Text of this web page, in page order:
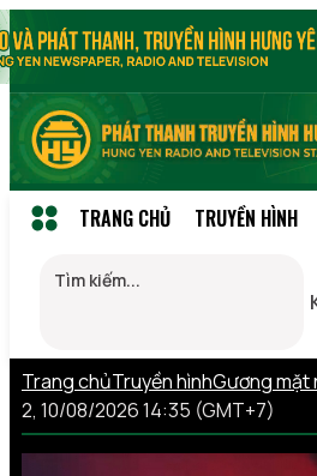
TRANG CHỦ TRUYỀN HÌNH
Trang chủTruyền hìnhGương mặt
2, 10/08/2026 14:35 (GMT+7)